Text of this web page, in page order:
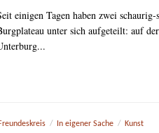
einigen Tagen haben zwei
unter sich aufgeteilt: auf
/ In eigener Sache / Kunst